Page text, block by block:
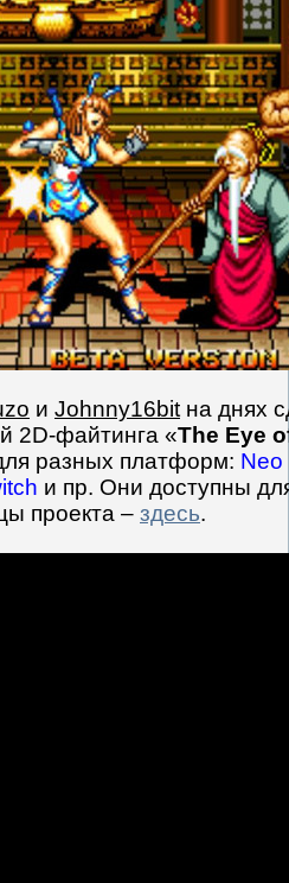
и Johnny16bitна днях
2D-файтинга «The Eye
разных платформ: Neo
и пр. Они доступны
проекта – здесь.